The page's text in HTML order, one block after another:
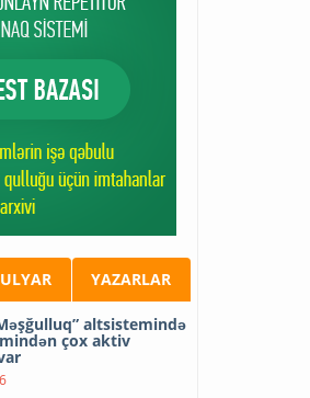
YAZARLAR
altsistemində
mindən çox aktiv